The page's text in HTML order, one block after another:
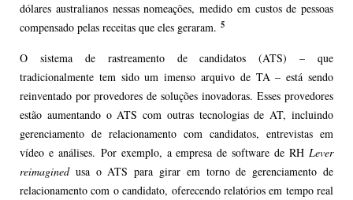
dólares australianos nessas nomeações, medido em custos de pessoas
compensado pelas receitas que eles geraram. 5
O sistema de rastreamento de candidatos (ATS) – que
tradicionalmente tem sido um imenso arquivo de TA – está sendo
reinventado por provedores de soluções inovadoras. Esses provedores
estão aumentando o ATS com outras tecnologias de AT, incluindo
gerenciamento de relacionamento com candidatos, entrevistas em
vídeo e análises. Por exemplo, a empresa de software de RH Lever
reimaginedusa o ATS para girar em torno de gerenciamento de
relacionamento com o candidato, oferecendo relatórios em tempo real